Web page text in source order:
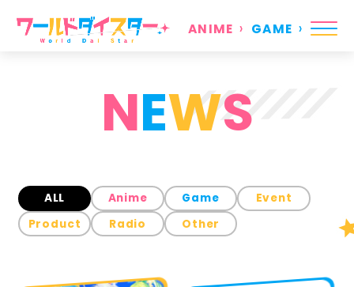
ANIME GAME
NEWS
ALL Anime Game
Event
Product
Radio Other